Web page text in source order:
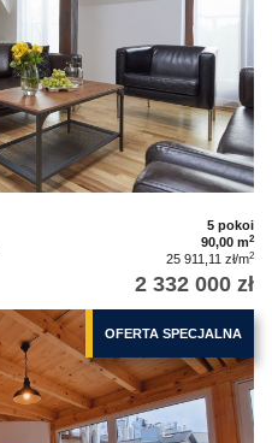
5 pokoi
90,00 m2
25 911,11 zł/m2
2 332 000 zł
OFERTA SPECJALNA